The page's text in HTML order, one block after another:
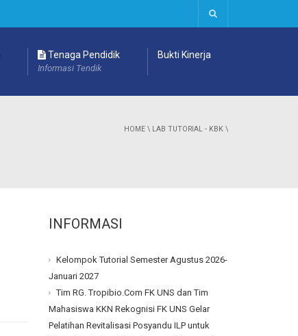
Tenaga Pendidik
Informasi Tendik
Bukti Kinerja
HOME \ LAB TUTORIAL - KBK \
INFORMASI
Kelompok Tutorial Semester Agustus 2026-
Januari 2027
Tim RG. Tropibio.Com FK UNS dan Tim
Mahasiswa KKN Rekognisi FK UNS Gelar
Pelatihan Revitalisasi Posyandu ILP untuk